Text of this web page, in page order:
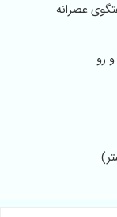
عصرانه
رو